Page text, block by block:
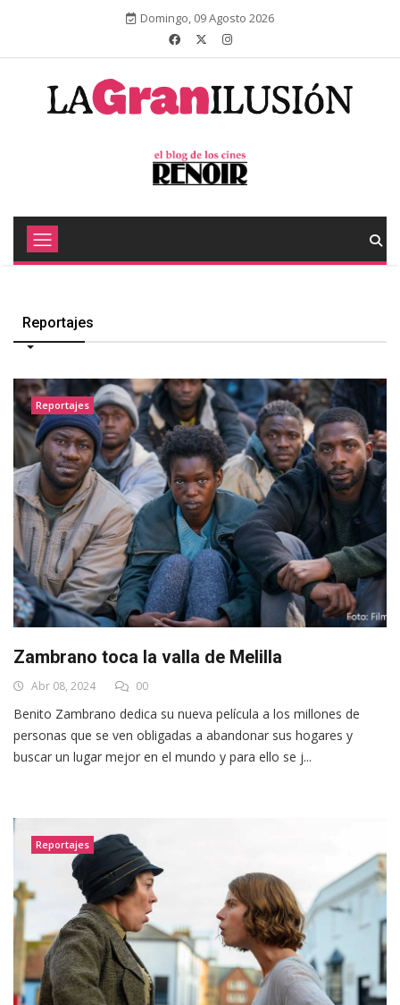
Domingo, 09 Agosto 2026
Reportajes
Reportajes
Zambrano toca la valla de Melilla
Abr 08, 2024 00
Benito Zambrano dedica su nueva película a los millones de
personas que se ven obligadas a abandonar sus hogares y
buscar un lugar mejor en el mundo y para ello se j...
Reportajes